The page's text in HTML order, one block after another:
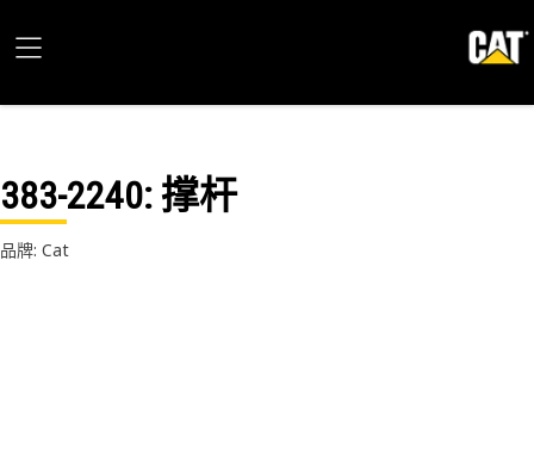
383-2240: 撑杆
品牌: Cat